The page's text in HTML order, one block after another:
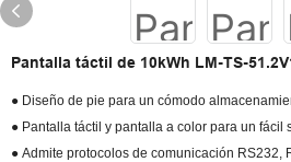
Pantalla táctil de 10kWh LM-TS-
● Diseño de pie para un cómodo
● Pantalla táctil y pantalla a color para un fácil
● Admite protocolos de comunicación RS232,